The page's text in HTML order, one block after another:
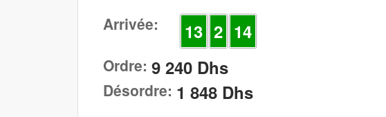
Arrivée: 13 2 14
Ordre: 9 240 Dhs
Désordre: 1 848 Dhs